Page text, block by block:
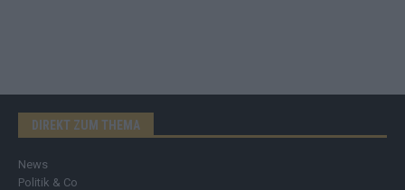
DIREKT ZUM THEMA
News
Politik & Co